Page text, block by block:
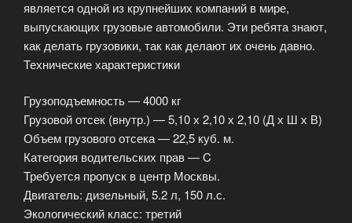
является одной из крупнейших компаний в мире,
выпускающих грузовые автомобили. Эти ребята знают,
как делать грузовики, так как делают их очень давно.
Технические характеристики
Грузоподъемность — 4000 кг
Грузовой отсек (внутр.) — 5,10 х 2,10 х 2,10 (Д х Ш х В)
Объем грузового отсека — 22,5 куб. м.
Категория водительских прав — C
Требуется пропуск в центр Москвы.
Двигатель: дизельный, 5.2 л, 150 л.с.
Экологический класс: третий